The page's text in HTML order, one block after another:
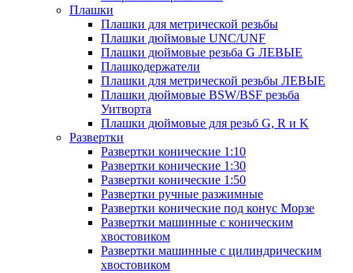
Плашки
Плашки для метрической резьбы
Плашки дюймовые UNC/UNF
Плашки дюймовые резьба G ЛЕВЫЕ
Плашкодержатели
Плашки для метрической резьбы ЛЕВЫЕ
Плашки дюймовые BSW/BSF резьба
Уитворта
Плашки дюймовые для резьб G, R и K
Развертки
Развертки конические 1:10
Развертки конические 1:30
Развертки конические 1:50
Развертки ручные разжимные
Развертки конические под конус Морзе
Развертки машинные с коническим
хвостовиком
Развертки машинные с цилиндрическим
хвостовиком